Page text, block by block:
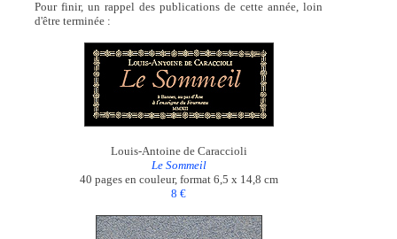
Pour finir, un rappel des publications de cette année, loin
d'être terminée :
Louis-Antoine de Caraccioli
Le Sommeil
40 pages en couleur, format 6,5 x 14,8 cm
8 €